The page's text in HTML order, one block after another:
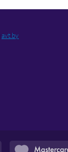
avt.by